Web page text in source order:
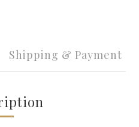
Shipping & Payment